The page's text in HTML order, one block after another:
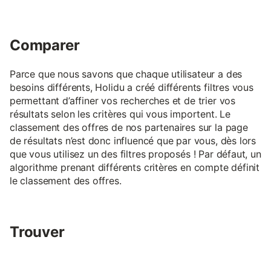
Comparer
Parce que nous savons que chaque utilisateur a des
besoins différents, Holidu a créé différents filtres vous
permettant d’affiner vos recherches et de trier vos
résultats selon les critères qui vous importent. Le
classement des offres de nos partenaires sur la page
de résultats n’est donc influencé que par vous, dès lors
que vous utilisez un des filtres proposés ! Par défaut, un
algorithme prenant différents critères en compte définit
le classement des offres.
Trouver